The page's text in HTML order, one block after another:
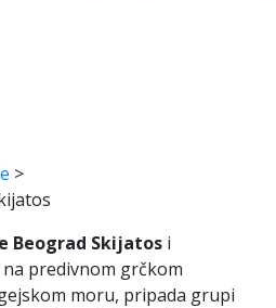
>
Beograd Skijatos i
predivnom grčkom
moru, pripada grupi